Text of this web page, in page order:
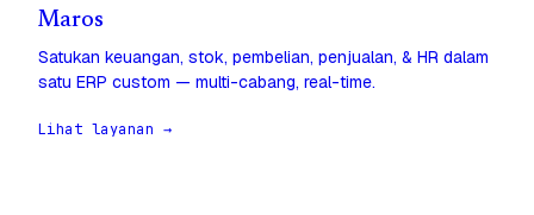
Maros
Satukan keuangan, stok, pembelian, penjualan, & HR dalam
satu ERP custom — multi-cabang, real-time.
Lihat layanan →